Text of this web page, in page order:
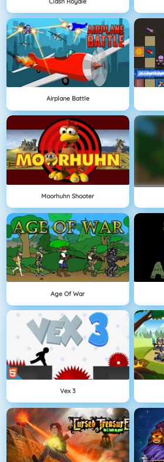
Airplane Battle
Moorhuhn Shooter
Age Of War
Vex 3